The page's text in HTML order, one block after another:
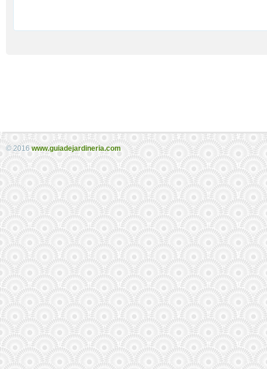
© 2016 www.guiadejardineria.com